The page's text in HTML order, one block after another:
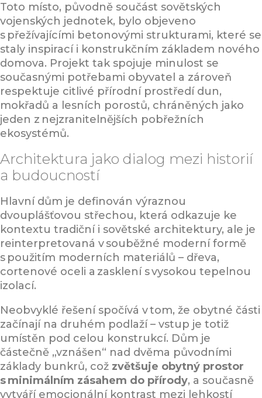
Toto místo, původně součást sovětských
vojenských jednotek, bylo objeveno
s přežívajícími betonovými strukturami, které se
staly inspirací i konstrukčním základem nového
domova. Projekt tak spojuje minulost se
současnými potřebami obyvatel a zároveň
respektuje citlivé přírodní prostředí dun,
mokřadů a lesních porostů, chráněných jako
jeden z nejzranitelnějších pobřežních
ekosystémů.
Architektura jako dialog mezi historií
a budoucností
Hlavní dům je definován výraznou
dvouplášťovou střechou, která odkazuje ke
kontextu tradiční i sovětské architektury, ale je
reinterpretovaná v souběžné moderní formě
s použitím moderních materiálů – dřeva,
cortenové oceli a zasklení s vysokou tepelnou
izolací.
Neobvyklé řešení spočívá v tom, že obytné části
začínají na druhém podlaží – vstup je totiž
umístěn pod celou konstrukcí. Dům je
částečně „vznášen“ nad dvěma původními
základy bunkrů, což zvětšuje obytný prostor
s minimálním zásahem do přírody, a současně
vytváří emocionální kontrast mezi lehkostí